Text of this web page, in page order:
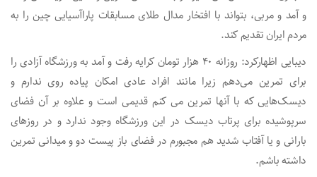
و آمد و مربی، بتواند با افتخار مدال طلای مسابقات پاراآسیایی چین را به
مردم ایران تقدیم کند.
دیبایی اظهارکرد: روزانه ۴۰ هزار تومان کرایه رفت و آمد به ورزشگاه آزادی را
برای تمرین می‌دهم زیرا مانند افراد عادی امکان پیاده روی ندارم و
دیسک‌هایی که با آنها تمرین می کنم قدیمی است و علاوه بر آن فضای
سرپوشیده برای پرتاب دیسک در این ورزشگاه وجود ندارد و در روزهای
بارانی و یا آفتاب شدید هم مجبورم در فضای باز پیست دو و میدانی تمرین
داشته باشم.